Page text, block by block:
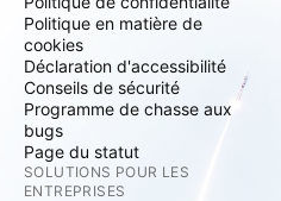
Politique en matière de
cookies
Déclaration d'accessibilité
Conseils de sécurité
Programme de chasse aux
bugs
Page du statut
SOLUTIONS POUR LES
ENTREPRISES